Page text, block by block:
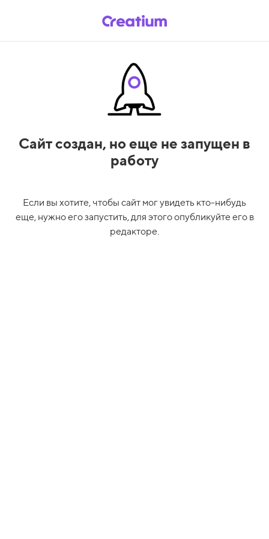
Сайт создан, но еще не запущен в
работу
Если вы хотите, чтобы сайт мог увидеть кто-нибудь
еще, нужно его запустить, для этого опубликуйте его в
редакторе.